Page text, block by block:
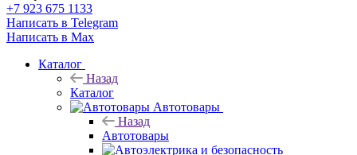
+7 923 675 1133
Написать в Telegram
Написать в Max
Каталог
Назад
Каталог
Автотовары
Назад
Автотовары